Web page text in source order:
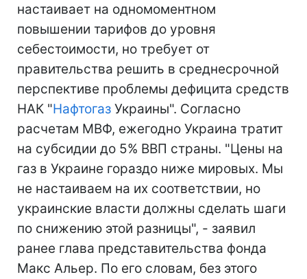
настаивает на одномоментном
повышении тарифов до уровня
себестоимости, но требует от
правительства решить в среднесрочной
перспективе проблемы дефицита средств
НАК "Нафтогаз Украины". Согласно
расчетам МВФ, ежегодно Украина тратит
на субсидии до 5% ВВП страны. "Цены на
газ в Украине гораздо ниже мировых. Мы
не настаиваем на их соответствии, но
украинские власти должны сделать шаги
по снижению этой разницы", - заявил
ранее глава представительства фонда
Макс Альер. По его словам, без этого